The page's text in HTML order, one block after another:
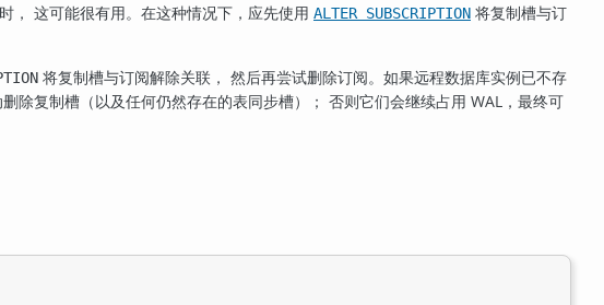
， 这可能很有用。在这种情况下，应先使用 ALTER SUBSCRIPTION 将复制槽与订
将复制槽与订阅解除关联， 然后再尝试删除订阅。如果远程数据库实例已不存
除复制槽（以及任何仍然存在的表同步槽）； 否则它们会继续占用 WAL，最终可